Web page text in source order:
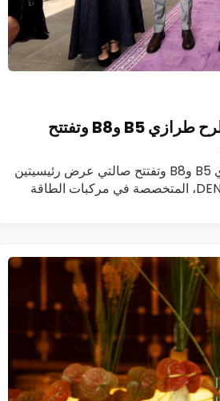
الفطيم تطلق DENZA في السعودية وتطرح طرازي B5 وB8 وتفتتح
الفطيم تطلق DENZA في السعودية وتطرح طرازي B5 وB8 وتفتتح صالتي عرض رئيسيتين
في الرياض وجدة أطلقت الفطيم رسمياً علامة DENZA، المتخصصة في مركبات الطاقة